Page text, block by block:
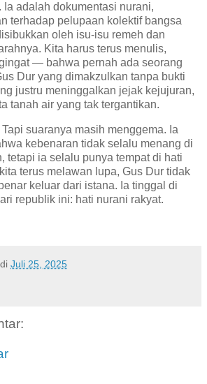
Ia adalah dokumentasi nurani,
terhadap pelupaan kolektif bangsa
oleh isu-isu remeh dan
Kita harus terus menulis,
— bahwa pernah ada seorang
Dur yang dimakzulkan tanpa bukti
justru meninggalkan jejak kejujuran,
tanah air yang tak tergantikan.
suaranya masih menggema. Ia
kebenaran tidak selalu menang di
tetapi ia selalu punya tempat di hati
terus melawan lupa, Gus Dur tidak
keluar dari istana. Ia tinggal di
republik ini: hati nurani rakyat.
di Juli 25, 2025